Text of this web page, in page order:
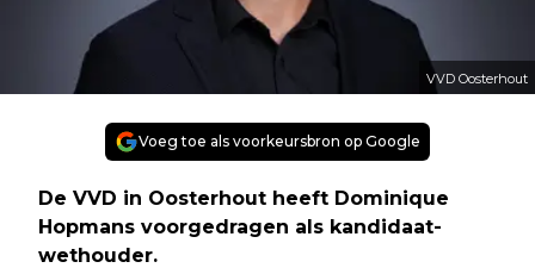
VVD Oosterhout
Voeg toe als voorkeursbron op Google
De VVD in Oosterhout heeft Dominique
Hopmans voorgedragen als kandidaat-
wethouder.